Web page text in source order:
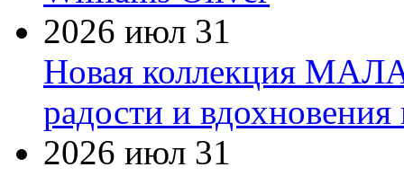
2026 июл 31
Новая коллекция
радости и
2026 июл 31